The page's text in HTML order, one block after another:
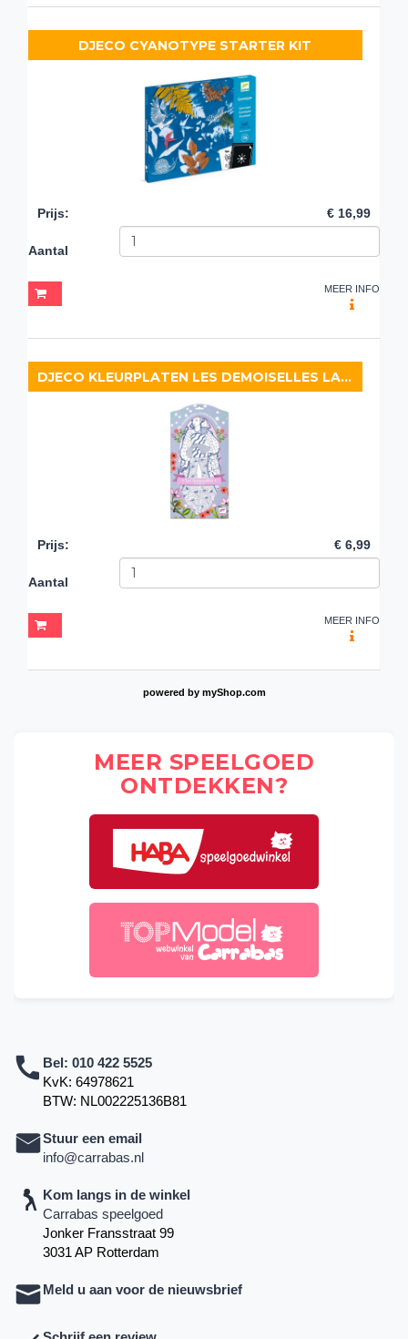
DJECO CYANOTYPE STARTER KIT
Prijs: € 16,99
Aantal
MEER INFO
DJECO KLEURPLATEN LES DEMOISELLES LAURA
Prijs: € 6,99
Aantal
MEER INFO
powered by myShop.com
MEER SPEELGOED
ONTDEKKEN?
Bel: 010 422 5525
KvK: 64978621
BTW: NL002225136B81
Stuur een email
info@carrabas.nl
Kom langs in de winkel
Carrabas speelgoed
Jonker Fransstraat 99
3031 AP Rotterdam
Meld u aan voor de nieuwsbrief